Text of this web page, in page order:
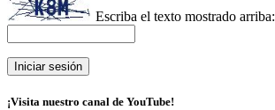
Escriba el texto mostrado arriba:
¡Visita nuestro canal de YouTube!